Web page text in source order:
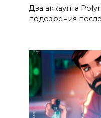
Два аккаунта
подозрения после